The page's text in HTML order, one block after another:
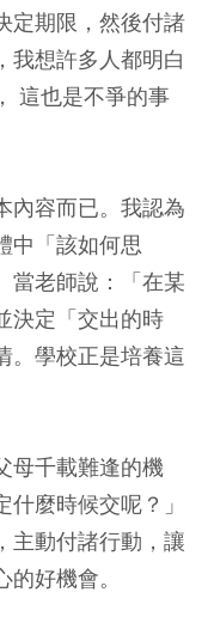
定期限，然後付諸
我想許多人都明白
這也是不爭的事
內容而已。我認為
中「該如何思
當老師說：「在某
決定「交出的時
。學校正是培養這
母千載難逢的機
麼時候交呢？」
主動付諸行動，讓
好機會。